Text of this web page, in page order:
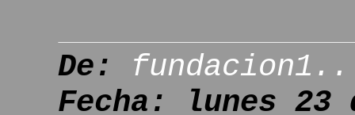
De:
Fecha: lunes 23